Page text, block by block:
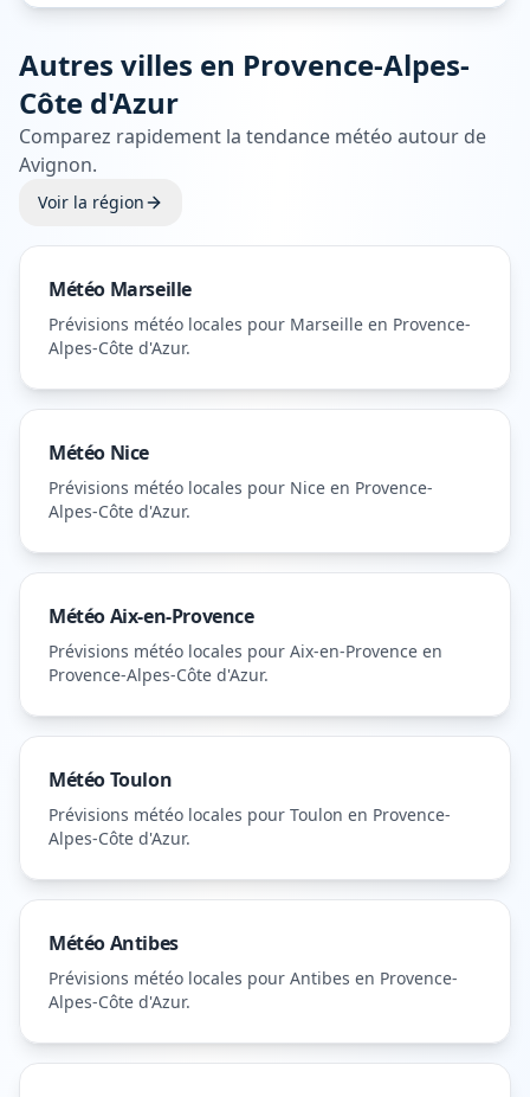
Autres villes en Provence-Alpes-
Côte d'Azur
Comparez rapidement la tendance météo autour de
Avignon.
Voir la région
Météo Marseille
Prévisions météo locales pour Marseille en Provence-
Alpes-Côte d'Azur.
Météo Nice
Prévisions météo locales pour Nice en Provence-
Alpes-Côte d'Azur.
MétéoAix-en-Provence
Prévisions météo locales pour Aix-en-Provence en
Provence-Alpes-Côte d'Azur.
MétéoToulon
Prévisions météo locales pour Toulon en Provence-
Alpes-Côte d'Azur.
MétéoAntibes
Prévisions météo locales pour Antibes en Provence-
Alpes-Côte d'Azur.